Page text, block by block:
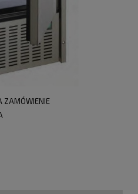
ZAMÓWIENIE